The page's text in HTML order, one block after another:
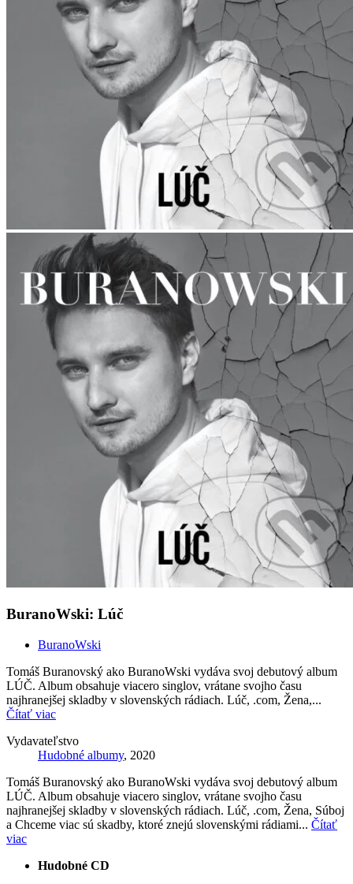
BuranoWski: Lúč
BuranoWski
Tomáš Buranovský ako BuranoWski vydáva svoj debutový album
LÚČ. Album obsahuje viacero singlov, vrátane svojho času
najhranejšej skladby v slovenských rádiach. Lúč, .com, Žena,...
Čítať viac
Vydavateľstvo
Hudobné albumy, 2020
Tomáš Buranovský ako BuranoWski vydáva svoj debutový album
LÚČ. Album obsahuje viacero singlov, vrátane svojho času
najhranejšej skladby v slovenských rádiach. Lúč, .com, Žena, Súboj
a Chceme viac sú skadby, ktoré znejú slovenskými rádiami... Čítať
viac
Hudobné CD